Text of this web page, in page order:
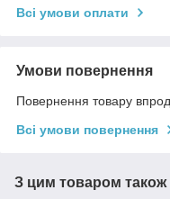
Всі умови оплати
Умови повернення
Повернення товару
Всі умови повернення
З цим товаром